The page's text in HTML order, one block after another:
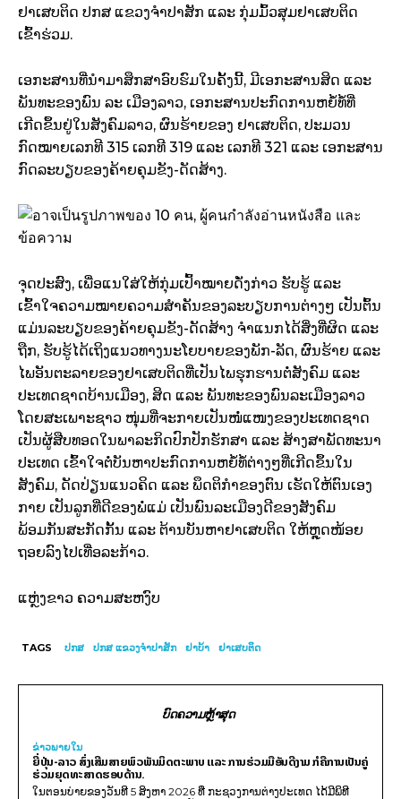
ຢາເສບຕິດ ປກສ ແຂວງຈຳປາສັກ ແລະ ກຸ່ມມົ້ວສຸມຢາເສບຕິດ
ເຂົ້າຮ່ວມ.
ເອກະສານທີ່ນຳມາສຶກສາອົບຮົມໃນຄັ້ງນີ້, ມີເອກະສານສິດ ແລະ
ພັນທະຂອງພົນ ລະ ເມືອງລາວ, ເອກະສານປະກົດການຫຍໍ້ທໍ້ທີ່
ເກີດຂຶ້ນຢູ່ໃນສັງຄົມລາວ, ຜົນຮ້າຍຂອງ ຢາເສບຕິດ, ປະມວນ
ກົດໝາຍເລກທີ 315 ເລກທີ 319 ແລະ ເລກທີ 321 ແລະ ເອກະສານ
ກົດລະບຽບຂອງຄ້າຍຄຸມຂັງ-ດັດສ້າງ.
ຈຸດປະສົງ, ເພື່ອແນໃສ່ໃຫ້ກຸ່ມເປົ້າໝາຍດັ່ງກ່າວ ຮັບຮູ້ ແລະ
ເຂົ້າໃຈຄວາມໝາຍຄວາມສຳຄັນຂອງລະບຽບການຕ່າງໆ ເປັນຕົ້ນ
ແມ່ນລະບຽບຂອງຄ້າຍຄຸມຂັງ-ດັດສ້າງ ຈຳແນກໄດ້ສິ່ງທີ່ຜິດ ແລະ
ຖືກ, ຮັບຮູ້ໄດ້ເຖິງແນວທາງນະໂຍບາຍຂອງພັກ-ລັດ, ຜົນຮ້າຍ ແລະ
ໄພອັນຕະລາຍຂອງຢາເສບຕິດທີ່ເປັນໄພຮຸກຮານຕໍ່ສັງຄົມ ແລະ
ປະເທດຊາດບ້ານເມືອງ, ສິດ ແລະ ພັນທະຂອງພົນລະເມືອງລາວ
ໂດຍສະເພາະຊາວ ໜຸ່ມທີ່ຈະກາຍເປັນໜໍ່ແໜງຂອງປະເທດຊາດ
ເປັນຜູ້ສືບທອດໃນພາລະກິດປົກປັກຮັກສາ ແລະ ສ້າງສາພັດທະນາ
ປະເທດ ເຂົ້າໃຈຕໍ່ບັນຫາປະກົດການຫຍໍ້ທໍ້ຕ່າງໆທີ່ເກີດຂຶ້ນໃນ
ສັງຄົມ, ດັດປ່ຽນແນວຄິດ ແລະ ພຶດຕິກຳຂອງຕົນ ເຮັດໃຫ້ຕົນເອງ
ກາຍ ເປັນລູກທີ່ດີຂອງພໍ່ແມ່ ເປັນພົນລະເມືອງດີຂອງສັງຄົມ
ພ້ອມກັນສະກັດກັ້ນ ແລະ ຕ້ານບັນຫາຢາເສບຕິດ ໃຫ້ຫຼຸດໜ້ອຍ
ຖອຍລົງໄປເທື່ອລະກ້າວ.
ແຫຼ່ງຂາວ ຄວາມສະຫງົບ
TAGS ປກສ ປກ​ສ ແຂວງ​ຈຳ​ປາ​ສັກ ຢາ​ບ້າ ຢາເສບຕິດ
ບົດຄວາມຫຼ້າສຸດ
ຂ່າວພາຍ​ໃນ
ຍີ່ປຸ່ນ-ລາວ ສົ່ງເສີມສາຍພົວພັນມິດຕະພາບ ແລະ ການຮ່ວມມືອັນດີງາມ ກໍຄືການເປັນຄູ່
ຮ່ວມຍຸດທະສາດຮອບດ້ານ.
ໃນຕອນບ່າຍຂອງວັນທີ 5 ສິງຫາ 2026 ທີ່ ກະຊວງການຕ່າງປະເທດ ໄດ້ມີພິທີ